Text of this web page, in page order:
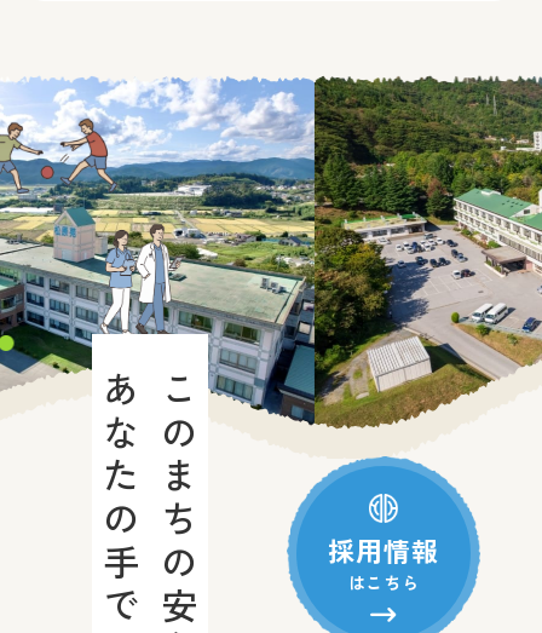
このまちの安心を
あなたの手で 採用情報
はこちら